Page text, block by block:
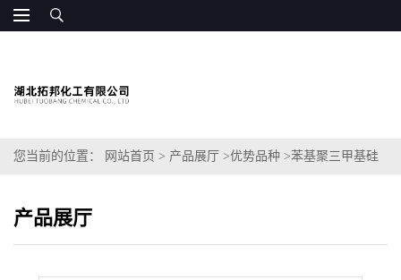
您当前的位置： 网站首页 > 产品展厅 >优势品种 >苯基聚三甲基硅
产品展厅